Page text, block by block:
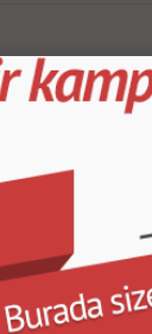
4GB
HP
4510U
15.6"